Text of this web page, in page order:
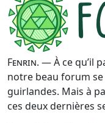
Fenrin. — À ce qu’il
notre beau forum
guirlandes. Mais à
ces deux dernières